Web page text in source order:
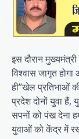
इस दौरान
विश्वास जागृत
ही’’खेल प्रतिभाओं
प्रदेश दोनों युवा हैं,
सपनों को पंख देना
युवाओं को केंद्र में